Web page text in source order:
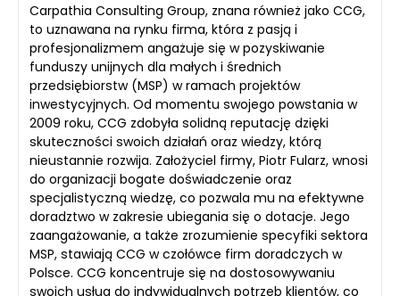
Carpathia Consulting Group, znana również jako CCG,
to uznawana na rynku firma, która z pasją i
profesjonalizmem angażuje się w pozyskiwanie
funduszy unijnych dla małych i średnich
przedsiębiorstw (MSP) w ramach projektów
inwestycyjnych. Od momentu swojego powstania w
2009 roku, CCG zdobyła solidną reputację dzięki
skuteczności swoich działań oraz wiedzy, którą
nieustannie rozwija. Założyciel firmy, Piotr Fularz, wnosi
do organizacji bogate doświadczenie oraz
specjalistyczną wiedzę, co pozwala mu na efektywne
doradztwo w zakresie ubiegania się o dotacje. Jego
zaangażowanie, a także zrozumienie specyfiki sektora
MSP, stawiają CCG w czołówce firm doradczych w
Polsce. CCG koncentruje się na dostosowywaniu
swoich usług do indywidualnych potrzeb klientów, co